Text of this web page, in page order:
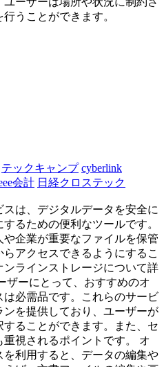
うことができます。
テックキャンプ cyberlink
会計 日経クロステック
は、デジタルデータを安全に
るための便利なツールです。
企業が重要なファイルを保管
アクセスできるようにするこ
ラインストレージについて詳
ザーにとって、おすすめのオ
必需品です。これらのサービ
を提供しており、ユーザーが
ることができます。また、セ
視されるポイントです。 オ
利用すると、データの編集や